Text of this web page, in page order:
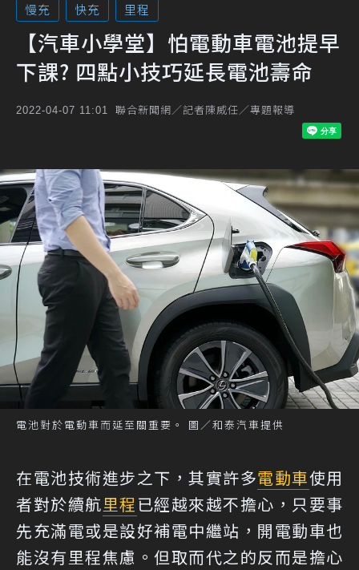
慢充
快充 里程
【汽車小學堂】怕電動車電池提早
下課? 四點小技巧延長電池壽命
2022-04-07 11:01 聯合新聞網／記者陳威任／專題報導
電池對於電動車而延至關重要。 圖／和泰汽車提供
在電池技術進步之下，其實許多電動車使用
者對於續航里程 已經越來越不擔心，只要事
先充滿電或是設好補電中繼站，開電動車也
能沒有里程焦慮。但取而代之的反而是擔心